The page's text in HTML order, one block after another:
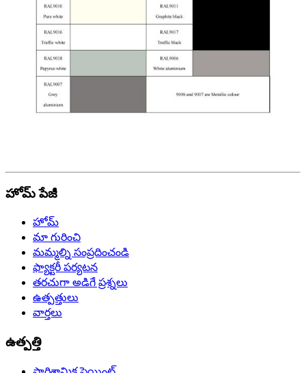
హోమ్ పేజీ
హోమ్
మా గురించి
మమ్మల్ని సంప్రదించండి
ఫ్యాక్టరీ పర్యటన
తరచుగా అడిగే ప్రశ్నలు
ఉత్పత్తులు
వార్తలు
ఉత్పత్తి